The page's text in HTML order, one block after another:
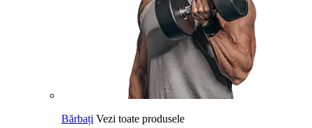
Bărbați Vezi toate produsele